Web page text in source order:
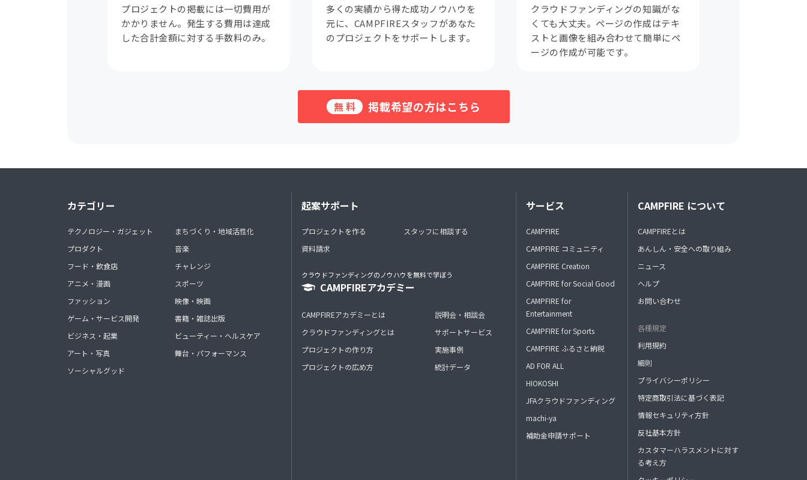
プロジェクトの掲載には一切費用が
かかりません。発生する費用は達成
した合計金額に対する手数料のみ。
多くの実績から得た成功ノウハウを
元に、CAMPFIREスタッフがあなた
のプロジェクトをサポートします。
クラウドファンディングの知識がな
くても大丈夫。ページの作成はテキ
ストと画像を組み合わせて簡単にペ
ージの作成が可能です。
無料 掲載希望の方はこちら
カテゴリー
テクノロジー・ガジェット
プロダクト
フード・飲食店
アニメ・漫画
ファッション
ゲーム・サービス開発
ビジネス・起業
アート・写真
ソーシャルグッド
まちづくり・地域活性化
音楽
チャレンジ
スポーツ
映像・映画
書籍・雑誌出版
ビューティー・ヘルスケア
舞台・パフォーマンス
起案サポート
プロジェクトを作る
資料請求
スタッフに相談する
クラウドファンディングのノウハウを無料で学ぼう
CAMPFIREアカデミー
CAMPFIREアカデミーとは
クラウドファンディングとは
プロジェクトの作り方
プロジェクトの広め方
説明会・相談会
サポートサービス
実施事例
統計データ
サービス
CAMPFIRE
CAMPFIRE コミュニティ
CAMPFIRE Creation
CAMPFIRE for Social Good
CAMPFIRE for
Entertainment
CAMPFIRE for Sports
CAMPFIRE ふるさと納税
AD FOR ALL
HIOKOSHI
JFAクラウドファンディング
machi-ya
補助金申請サポート
CAMPFIRE について
CAMPFIREとは
あんしん・安全への取り組み
ニュース
ヘルプ
お問い合わせ
各種規定
利用規約
細則
プライバシーポリシー
特定商取引法に基づく表記
情報セキュリティ方針
反社基本方針
カスタマーハラスメントに対す
る考え方